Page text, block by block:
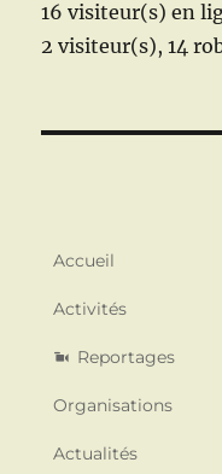
16 visiteur(s) en
2 visiteur(s), 14
Accueil
Activités
Reportages
Organisations
Actualités